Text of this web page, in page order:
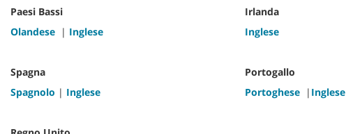
Paesi Bassi
Olandese | Inglese
Spagna
Spagnolo | Inglese
Irlanda
Inglese
Portogallo
Portoghese | Inglese